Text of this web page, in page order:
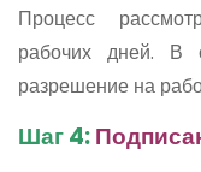
Процесс
рабочих дней. В
разрешение на
Шаг 4: